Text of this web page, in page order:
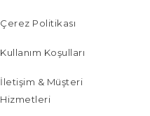
Çerez Politikası
Kullanım Koşulları
İletişim & Müşteri
Hizmetleri